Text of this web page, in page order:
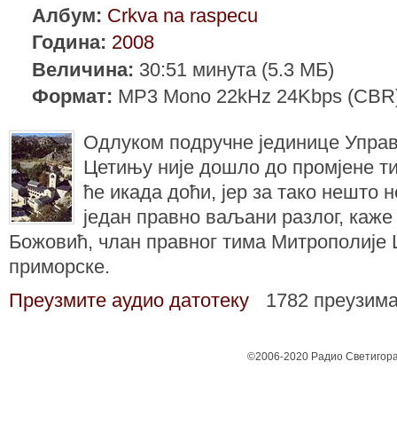
Албум: Crkva na raspecu
Година: 2008
Величина: 30:51 минута (5.3 МБ)
Формат: MP3 Mono 22kHz 24Kbps
Одлуком подручне јединице
Цетињу није дошло до промјене
ће икада доћи, јер за тако нешто
један правно ваљани разлог,
Божовић, члан правног тима Митрополије
приморске.
Преузмите аудио датотеку
1782
©2006-2020 Радио